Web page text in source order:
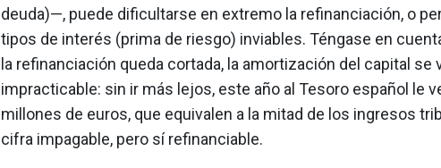
deuda)—, puede dificultarse en extremo la refinanciación, o
tipos de interés (prima de riesgo) inviables. Téngase en
la refinanciación queda cortada, la amortización del capital se
impracticable: sin ir más lejos, este año al Tesoro español le
millones de euros, que equivalen a la mitad de los ingresos
cifra impagable, pero sí refinanciable.